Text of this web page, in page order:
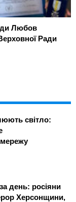
Любов
Ради
світло:
день: росіяни
Херсонщини,